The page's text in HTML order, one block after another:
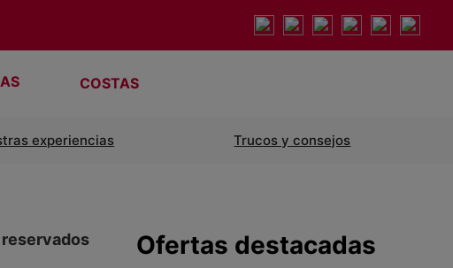
COSTAS
experiencias Trucos y consejos
reservados
Ofertas destacadas